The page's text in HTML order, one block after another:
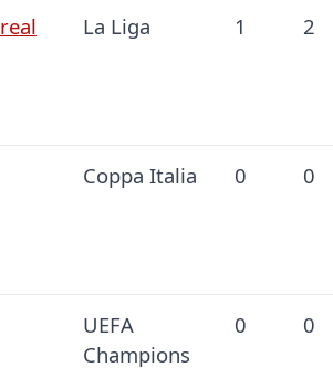
La Liga 1 2
Coppa Italia 0 0
UEFA
Champions
0 0